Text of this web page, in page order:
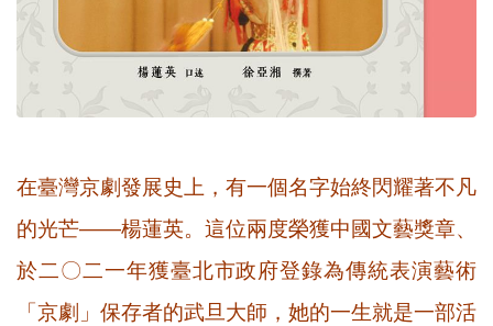
在臺灣京劇發展史上，有一個名字始終閃耀著不凡
的光芒——楊蓮英。這位兩度榮獲中國文藝獎章、
於二〇二一年獲臺北市政府登錄為傳統表演藝術
「京劇」保存者的武旦大師，她的一生就是一部活